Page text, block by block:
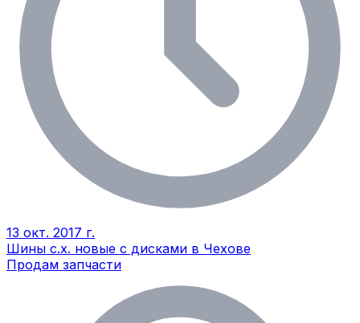
13 окт. 2017 г.
Шины с.х. новые с дисками в Чехове
Продам запчасти